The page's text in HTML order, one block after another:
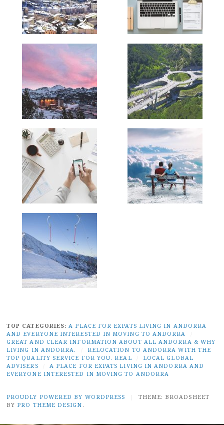
TOP CATEGORIES:A PLACE FOR EXPATS LIVING IN ANDORRA
AND EVERYONE INTERESTED IN MOVING TO ANDORRA
GREAT AND CLEAR INFORMATION ABOUT ALL ANDORRA & WHY
LIVING IN ANDORRA.
RELOCATION TO ANDORRA WITH THE
TOP QUALITY SERVICE FOR YOU. REAL
LOCAL GLOBAL
ADVISERS
A PLACE FOR EXPATS LIVING IN ANDORRA AND
EVERYONE INTERESTED IN MOVING TO ANDORRA
PROUDLY POWERED BY WORDPRESS |
THEME: BROADSHEET
BY PRO THEME DESIGN .